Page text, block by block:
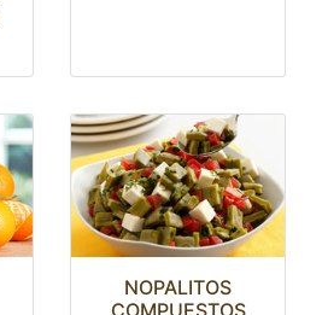
NOPALITOS